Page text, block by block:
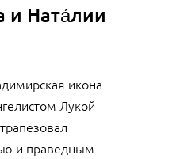
и Ната́лии
икона
Лукой
и праведным